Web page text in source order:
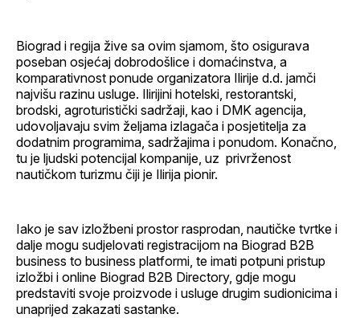
Biograd i regija žive sa ovim sjamom, što osigurava
poseban osjećaj dobrodošlice i domaćinstva, a
komparativnost ponude organizatora Ilirije d.d. jamči
najvišu razinu usluge. Ilirijini hotelski, restorantski,
brodski, agroturistički sadržaji, kao i DMK agencija,
udovoljavaju svim željama izlagača i posjetitelja za
dodatnim programima, sadržajima i ponudom. Konačno,
tu je ljudski potencijal kompanije, uz privrženost
nautičkom turizmu čiji je Ilirija pionir.
Iako je sav izložbeni prostor rasprodan, nautičke tvrtke i
dalje mogu sudjelovati registracijom na Biograd B2B
business to business platformi, te imati potpuni pristup
izložbi i online Biograd B2B Directory, gdje mogu
predstaviti svoje proizvode i usluge drugim sudionicima i
unaprijed zakazati sastanke.